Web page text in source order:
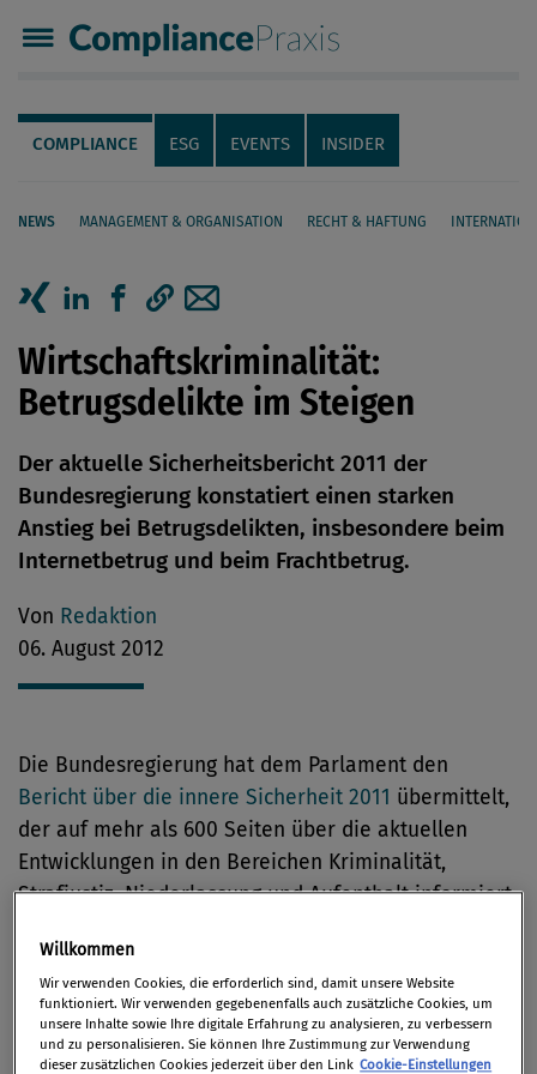
Compliance Praxis
Servicenavigation
Navigation
COMPLIANCE ESG EVENTS INSIDER
NEWS MANAGEMENT & ORGANISATION RECHT & HAFTUNG
Seiteninhalt
Artikel auf Xing teilen
Artikel auf linkedIn teilen
Artikel auf Facebook teilen
Artikellink kopieren
Artikel per Mail teilen
Wirtschaftskriminalität:
Betrugsdelikte im Steigen
Der aktuelle Sicherheitsbericht 2011 der
Bundesregierung konstatiert einen starken
Anstieg bei Betrugsdelikten, insbesondere beim
Internetbetrug und beim Frachtbetrug.
Von Redaktion
06. August 2012
Die Bundesregierung hat dem Parlament den
Bericht über die innere Sicherheit 2011 übermittelt,
der auf mehr als 600 Seiten über die aktuellen
Entwicklungen in den Bereichen Kriminalität,
Strafjustiz, Niederlassung und Aufenthalt informiert
Im Folgenden die wichtigsten Aussagen des Berichts
im Bereich Wirtschaftskriminalität.
Willkommen
Wir verwenden Cookies, die erforderlich sind, damit unsere Website
funktioniert. Wir verwenden gegebenenfalls auch zusätzliche Cookies, um
unsere Inhalte sowie Ihre digitale Erfahrung zu analysieren, zu verbessern
und zu personalisieren. Sie können Ihre Zustimmung zur Verwendung
dieser zusätzlichen Cookies jederzeit über den Link Cookie-Einstellungen